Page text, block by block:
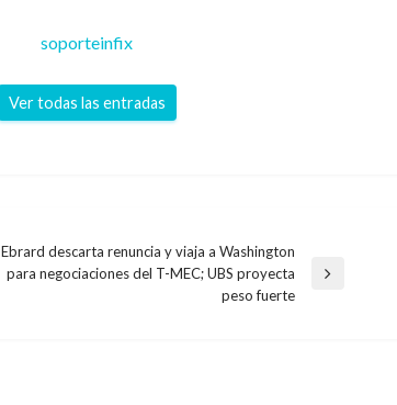
soporteinfix
Ver todas las entradas
Entrada
Ebrard descarta renuncia y viaja a Washington
para negociaciones del T-MEC; UBS proyecta
peso fuerte